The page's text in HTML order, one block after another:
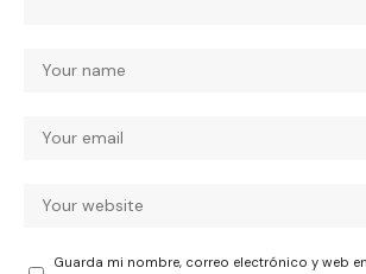
Guarda mi nombre, correo electrónico y web